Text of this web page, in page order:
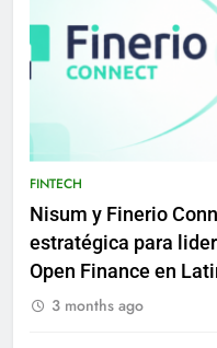
FINTECH
Nisum y Finerio
estratégica para
Open Finance en
3 months ago